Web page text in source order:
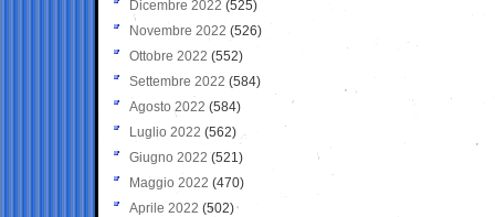
Dicembre 2022 (525)
Novembre 2022 (526)
Ottobre 2022 (552)
Settembre 2022 (584)
Agosto 2022 (584)
Luglio 2022 (562)
Giugno 2022 (521)
Maggio 2022 (470)
Aprile 2022 (502)